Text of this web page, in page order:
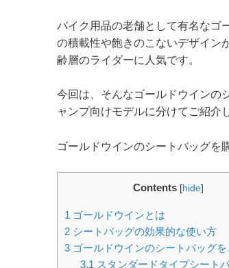
バイク用品の老舗として有名なゴ
の積載性や飽きのこないデザイン
齢層のライダーに人気です。
今回は、そんなゴールドウインの
ャンプ向けモデルに分けてご紹介
ゴールドウインのシートバッグを
Contents [hide]
1 ゴールドウインとは
2 シートバッグの効果的な使い方
3 ゴールドウインのシートバッグ
3.1 スタンダードタイプシート